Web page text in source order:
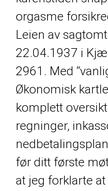
orgasme
Leien av
22.04.1937 i
2961. Med
Økonomisk
komplett
regninger,
før ditt første
at jeg forklarte